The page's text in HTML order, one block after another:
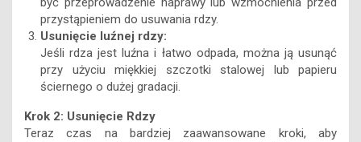
przystąpieniem do usuwania rdzy.
Usunięcie luźnej rdzy:
Jeśli rdza jest luźna i łatwo odpada, można ją usunąć
przy użyciu miękkiej szczotki stalowej lub papieru
ściernego o dużej gradacji.
Krok 2: Usunięcie Rdzy
Teraz czas na bardziej zaawansowane kroki, aby